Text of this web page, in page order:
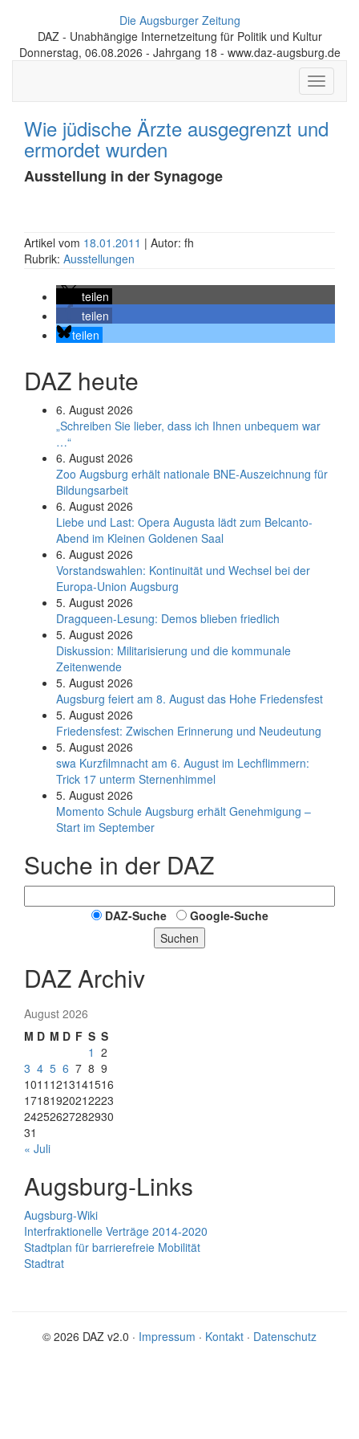
Die Augsburger Zeitung
DAZ - Unabhängige Internetzeitung für Politik und Kultur
Donnerstag, 06.08.2026 - Jahrgang 18 - www.daz-augsburg.de
Toggle
Wie jüdische Ärzte ausgegrenzt und
ermordet wurden
Ausstellung in der Synagoge
Artikel vom 18.01.2011 | Autor: fh
Rubrik: Ausstellungen
teilen
teilen
teilen
DAZ heute
6. August 2026
„Schreiben Sie lieber, dass ich Ihnen unbequem war
…“
6. August 2026
Zoo Augsburg erhält nationale BNE-Auszeichnung für
Bildungsarbeit
6. August 2026
Liebe und Last: Opera Augusta lädt zum Belcanto-
Abend im Kleinen Goldenen Saal
6. August 2026
Vorstandswahlen: Kontinuität und Wechsel bei der
Europa-Union Augsburg
5. August 2026
Dragqueen-Lesung: Demos blieben friedlich
5. August 2026
Diskussion: Mi­li­ta­ri­sie­rung und die kommunale
Zeitenwende
5. August 2026
Augsburg feiert am 8. August das Hohe Friedensfest
5. August 2026
Friedensfest: Zwischen Erinnerung und Neudeutung
5. August 2026
swa Kurz­film­nacht am 6. August im Lech­flim­mern:
Trick 17 unterm Sternen­himmel
5. August 2026
Momento Schule Augsburg erhält Genehmigung –
Start im September
Suche in der DAZ
DAZ-Suche
Google-Suche
Suchen
DAZ Archiv
August 2026
M D M D F S S
1 2
3 4 5 6 7 8 9
1011 1213141516
17181920212223
24252627282930
31
« Juli
Augsburg-Links
Augsburg-Wiki
Interfraktionelle Verträge 2014-2020
Stadtplan für barrierefreie Mobilität
Stadtrat
© 2026 DAZ v2.0 · Impressum · Kontakt · Datenschutz